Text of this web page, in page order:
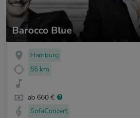
Barocco Blue
Hamburg
55 km
ab 660 €
SofaConcert